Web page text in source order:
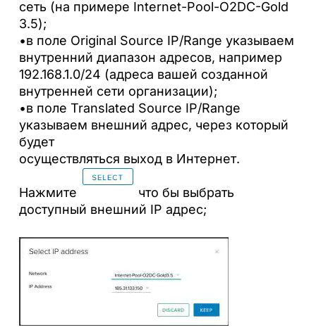
сеть (на примере Internet-Pool-O2DC-Gold
3.5);
•в поле Original Source IP/Range указываем
внутренний диапазон адресов, например
192.168.1.0/24 (адреса вашей созданной
внутренней сети организации);
•в поле Translated Source IP/Range
указываем внешний адрес, через который
будет
осуществляться выход в Интернет.
Нажмите
что бы выбрать
доступный внешний IP адрес;